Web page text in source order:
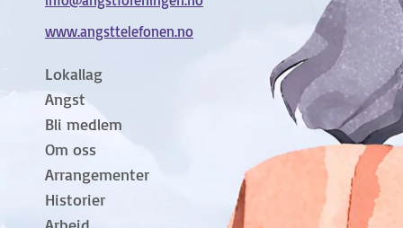
www.angsttelefonen.no
Lokallag
Angst
Bli medlem
Om oss
Arrangementer
Historier